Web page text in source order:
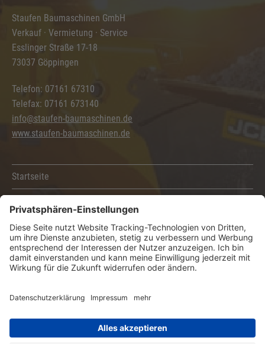
Staufen Baumaschinen GmbH
Verkauf · Vermietung · Service
Esslinger Straße 17-18
73037 Göppingen
Telefon: 07161 67310
Telefax: 07161 673140
info@staufen-baumaschinen.de
www.staufen-baumaschinen.de
Startseite
Sitemap
Impressum
AGB
Datenschutzerklärung
web.publisher 4.7.9